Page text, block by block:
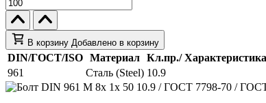
В корзину Добавлено в корзину
DIN/ГОСТ/ISO Материал Кл.пр./ Характеристика
961
Сталь (Steel) 10.9